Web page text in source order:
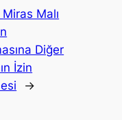
Miras Malı
Diğer
İzin
→